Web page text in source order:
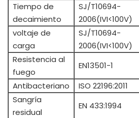
Tiempo de
decaimiento
SJ/T10694-
2006(IVI<100V)
voltaje de
carga
SJ/T10694-
2006(IVI<100V)
Resistencia al
fuego
EN13501-1
Antibacteriano
ISO 22196:2011
Sangría
residual
EN 433:1994